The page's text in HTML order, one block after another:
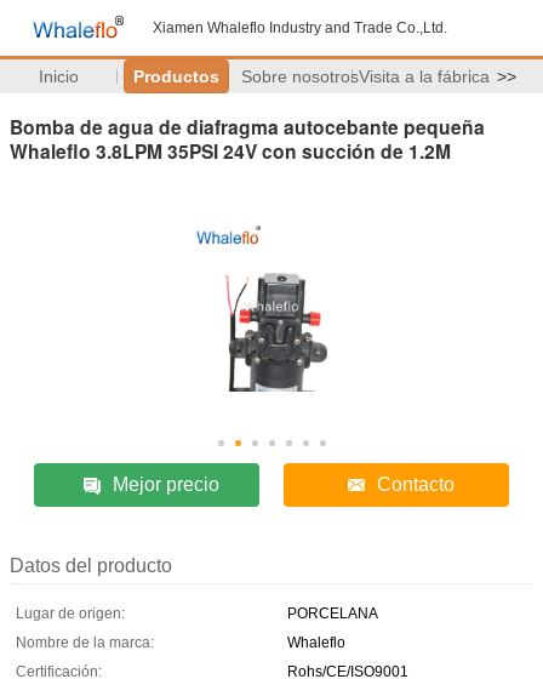
Xiamen Whaleflo Industry and Trade Co.,Ltd.
Inicio Productos Sobre nosotrosVisita a la fábrica >>
Bomba de agua de diafragma autocebante pequeña
Whaleflo 3.8LPM 35PSI 24V con succión de 1.2M
Mejor precio Contacto
Datos del producto
Lugar de origen:
PORCELANA
Nombre de la marca:
Whaleflo
Certificación:
Rohs/CE/ISO9001